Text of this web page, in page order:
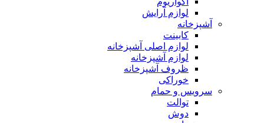
لوازم آرایش
آشپزخانه
کابینت
لوازم اصلی آشپزخانه
لوازم آشپزخانه
ظروف آشپزخانه
خوراکی
سرویس و حمام
توالت
دوش